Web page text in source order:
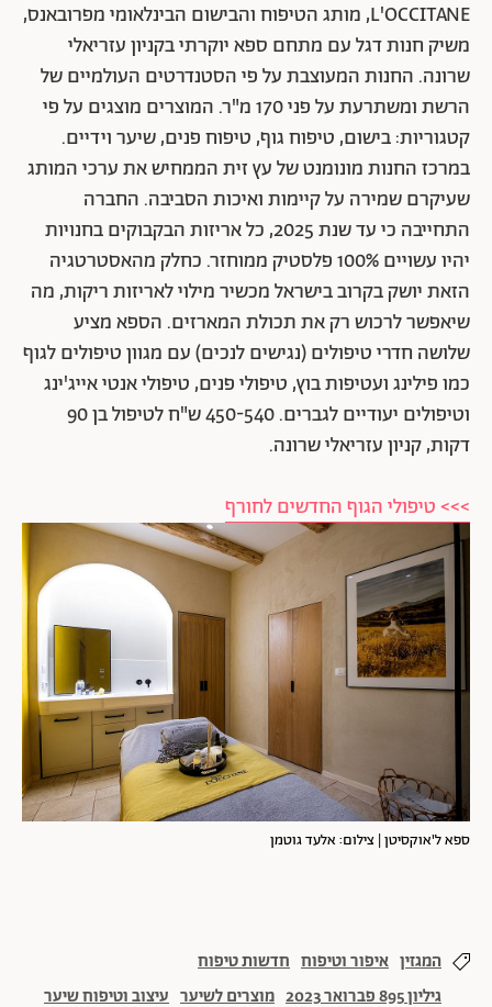
L'OCCITANE, מותג הטיפוח והבישום הבינלאומי מפרובאנס,
משיק חנות דגל עם מתחם ספא יוקרתי בקניון עזריאלי
שרונה. החנות המעוצבת על פי הסטנדרטים העולמיים של
הרשת ומשתרעת על פני 170 מ"ר. המוצרים מוצגים על פי
קטגוריות: בישום, טיפוח גוף, טיפוח פנים, שיער וידיים.
במרכז החנות מונומנט של עץ זית הממחיש את ערכי המותג
שעיקרם שמירה על קיימות ואיכות הסביבה. החברה
התחייבה כי עד שנת 2025, כל אריזות הבקבוקים בחנויות
יהיו עשויים 100% פלסטיק ממוחזר. כחלק מהאסטרטגיה
הזאת יושק בקרוב בישראל מכשיר מילוי לאריזות ריקות, מה
שיאפשר לרכוש רק את תכולת המארזים. הספא מציע
שלושה חדרי טיפולים (נגישים לנכים) עם מגוון טיפולים לגוף
כמו פילינג ועטיפות בוץ, טיפולי פנים, טיפולי אנטי אייג'ינג
וטיפולים יעודיים לגברים. 450-540 ש"ח לטיפול בן 90
דקות, קניון עזריאלי שרונה.
>>> טיפולי הגוף החדשים לחורף
ספא ל'אוקסיטן | צילום: אלעד גוטמן
המגזין איפור וטיפוח חדשות טיפוח
גיליון 895 פברואר 2023
מוצרים לשיער עיצוב וטיפוח שיער